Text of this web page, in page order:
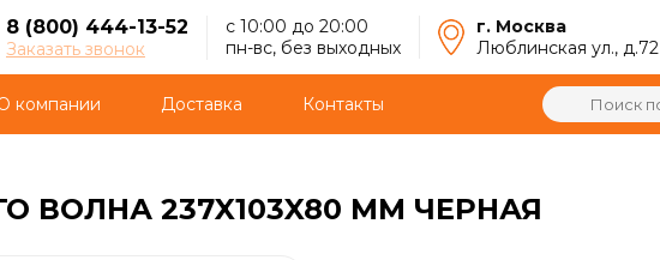
8 (800) 444-13-52
Заказать звонок
с 10:00 до 20:00
пн-вс, без выходных
г. Москва
Люблинская ул., д.72
компании Доставка Контакты
ВОЛНА 237X103X80 ММ ЧЕРНАЯ